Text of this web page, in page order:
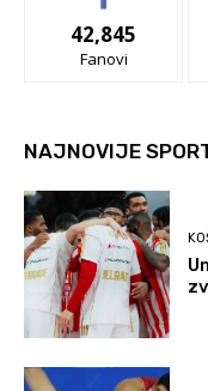
42,845
Fanovi
NAJNOVIJE